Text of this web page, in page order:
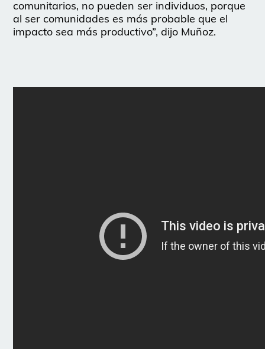
comunitarios, no pueden ser individuos, porque
al ser comunidades es más probable que el
impacto sea más productivo”, dijo Muñoz.